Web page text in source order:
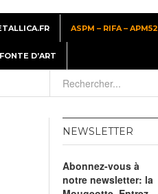
ASPM – RIFA – APM52
D’ART
NEWSLETTER
Abonnez-vous à
notre newsletter: la